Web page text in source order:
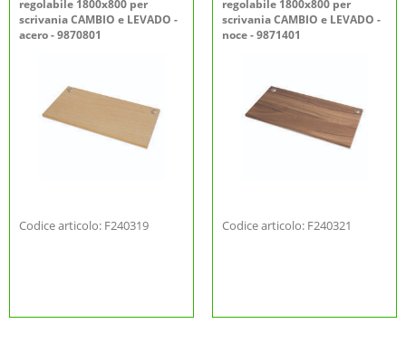
regolabile 1800x800 per
scrivania CAMBIO e LEVADO -
acero - 9870801
Codice articolo: F240319
regolabile 1800x800 per
scrivania CAMBIO e LEVADO -
noce - 9871401
Codice articolo: F240321